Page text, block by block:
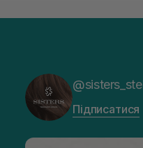
Підписатися